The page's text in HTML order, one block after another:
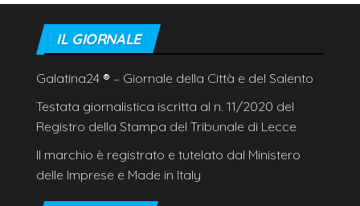
IL GIORNALE
Galatina24 ® – Giornale della Città e del Salento
Testata giornalistica iscritta al n. 11/2020 del
Registro della Stampa del Tribunale di Lecce
Il marchio è registrato e tutelato dal Ministero
delle Imprese e Made in Italy